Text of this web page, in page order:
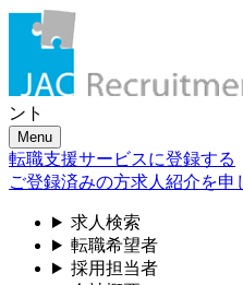
ント
Menu
転職支援サービスに登録する
ご登録済みの方求人紹介を申
求人検索
転職希望者
採用担当者